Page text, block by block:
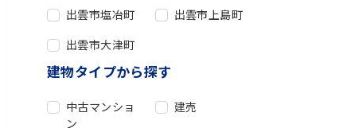
出雲市塩冶町
出雲市上島町
出雲市大津町
建物タイプから探す
中古マンショ
ン
建売